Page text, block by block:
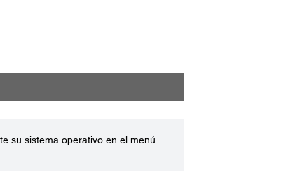
su sistema operativo en el menú